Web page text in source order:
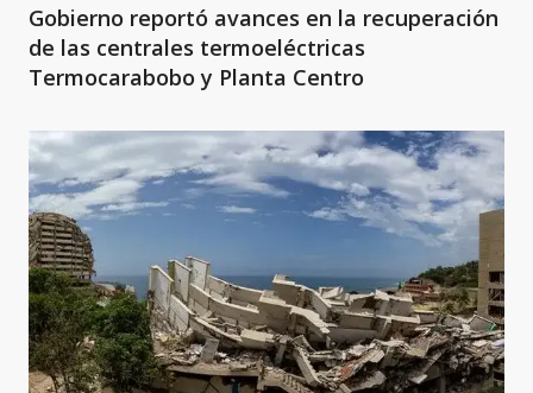
Gobierno reportó avances en la recuperación
de las centrales termoeléctricas
Termocarabobo y Planta Centro